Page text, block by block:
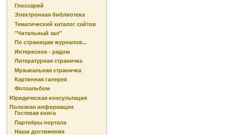
Глоссарий
Электронная библиотека
Тематический каталог сайтов
"Читальный зал"
По страницам журналов...
Интересное - рядом
Литературная страничка
Музыкальная страничка
Картинная галерея
Фотоальбом
Юридическая консультация
Полезная информация
Гостевая книга
Партнёры портала
Наши достижения